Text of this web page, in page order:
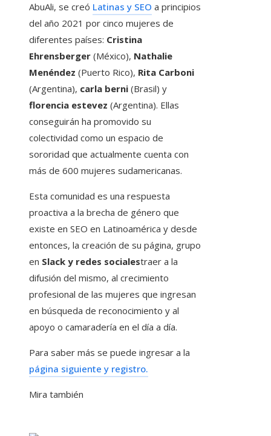
AbuAli, se creó Latinas y SEO a principios
del año 2021 por cinco mujeres de
diferentes países: Cristina
Ehrensberger (México), Nathalie
Menéndez (Puerto Rico), Rita Carboni
(Argentina), carla berni (Brasil) y
florencia estevez (Argentina). Ellas
conseguirán ha promovido su
colectividad como un espacio de
sororidad que actualmente cuenta con
más de 600 mujeres sudamericanas.
Esta comunidad es una respuesta
proactiva a la brecha de género que
existe en SEO en Latinoamérica y desde
entonces, la creación de su página, grupo
en Slack y redes socialestraer a la
difusión del mismo, al crecimiento
profesional de las mujeres que ingresan
en búsqueda de reconocimiento y al
apoyo o camaradería en el día a día.
Para saber más se puede ingresar a la
página siguiente y registro.
Mira también